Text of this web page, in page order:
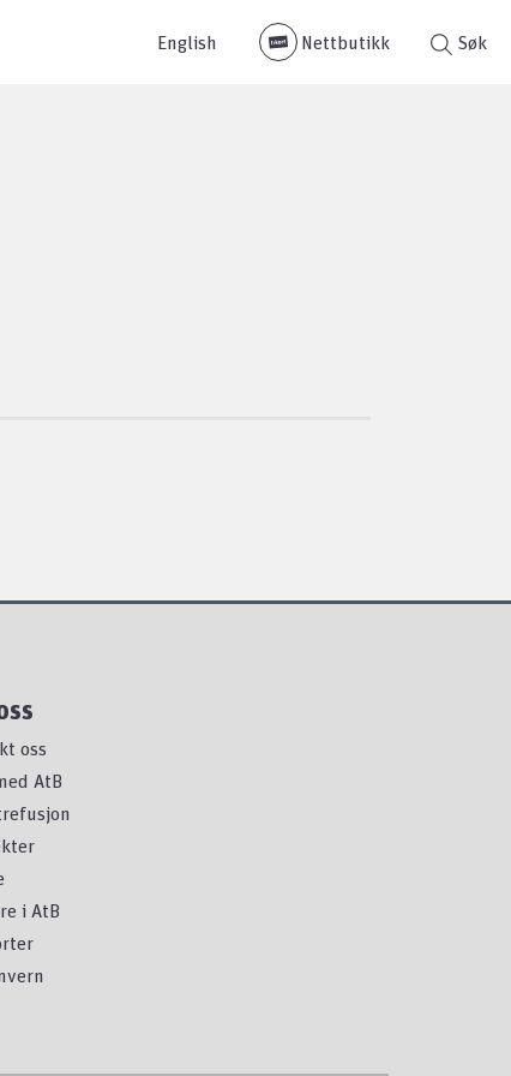
English Nettbutikk Søk
oss
AtB
i AtB